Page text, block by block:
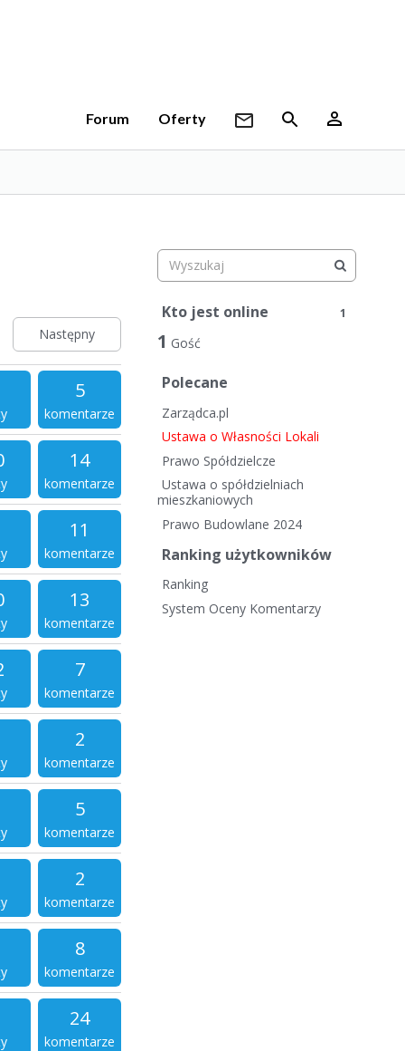
Forum Oferty
Następny
5
komentarze
14
komentarze
11
komentarze
13
komentarze
7
komentarze
2
komentarze
5
komentarze
2
komentarze
8
komentarze
24
komentarze
Kto jest online 1
1 Gość
Polecane
Zarządca.pl
Ustawa o Własności Lokali
Prawo Spółdzielcze
Ustawa o spółdzielniach
mieszkaniowych
Prawo Budowlane 2024
Ranking użytkowników
Ranking
System Oceny Komentarzy